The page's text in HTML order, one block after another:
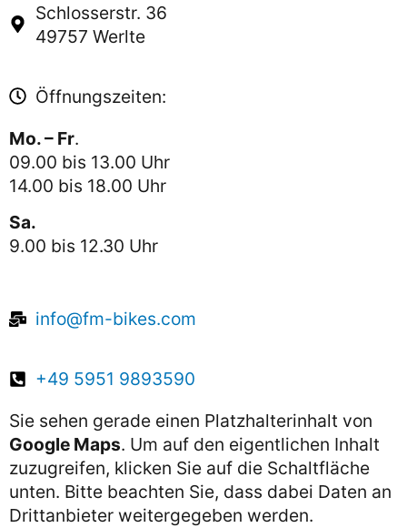
Schlosserstr. 36
49757 Werlte
Öffnungszeiten:
Mo. – Fr.
09.00 bis 13.00 Uhr
14.00 bis 18.00 Uhr
Sa.
9.00 bis 12.30 Uhr
info@fm-bikes.com
+49 5951 9893590
Sie sehen gerade einen Platzhalterinhalt von
Google Maps. Um auf den eigentlichen Inhalt
zuzugreifen, klicken Sie auf die Schaltfläche
unten. Bitte beachten Sie, dass dabei Daten an
Drittanbieter weitergegeben werden.